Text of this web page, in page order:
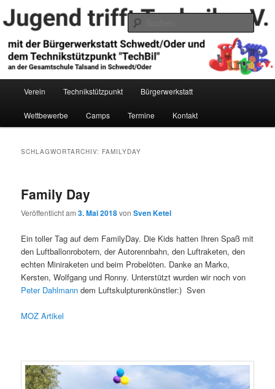
Zum
primären
springen
Zum
sekundären
springenJugend trifft Technik e.V.
Verein Technikstützpunkt Bürgerwerkstatt
Wettbewerbe Camps Termine Kontakt
SCHLAGWORTARCHIV: FAMILYDAY
Family Day
Veröffentlicht am3. Mai 2018vonSven Ketel
Ein toller Tag auf dem FamilyDay. Die Kids hatten Ihren Spaß mit
den Luftballonrobotern, der Autorennbahn, den Luftraketen, den
echten Miniraketen und beim Probelöten. Danke an Marko,
Kersten, Wolfgang und Ronny. Unterstützt wurden wir noch von
Peter Dahlmann dem Luftskulpturenkünstler:) Sven
MOZ Artikel